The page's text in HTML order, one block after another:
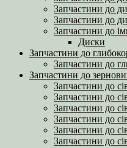
Запчастини до
Запчастини до
Запчастини до
Диски
Запчастини до
Запчастини до
Запчастини до
Запчастини до
Запчастини до
Запчастини до
Запчастини до
Запчастини до
Запчастини до